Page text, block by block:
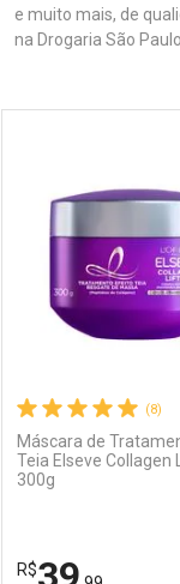
e muito mais, de
na Drogaria São Paulo.
(8)
Máscara de
Teia Elseve Collagen
300g
R$